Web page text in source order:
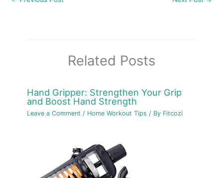
Related Posts
Hand Gripper: Strengthen Your Grip
and Boost Hand Strength
Leave a Comment / Home Workout Tips / By Fitcozi